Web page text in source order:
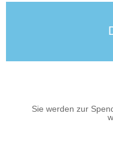
Sie werden zur